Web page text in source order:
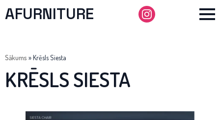
AFURNITURE
Sākums »Krēsls Siesta
KRĒSLS SIESTA